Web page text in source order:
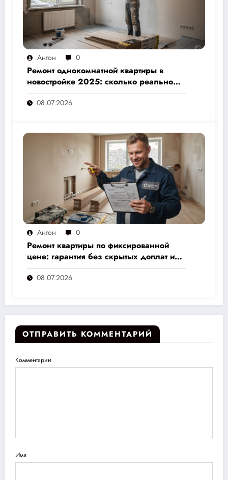
Антон 0
Ремонт однокомнатной квартиры в
новостройке 2025: сколько реально
стоит и как не переплатить — полный
расчёт от 500 000 рублей
08.07.2026
Антон 0
Ремонт квартиры по фиксированной
цене: гарантия без скрытых доплат и
переплат
08.07.2026
ОТПРАВИТЬ КОММЕНТАРИЙ
Комментарии
Имя